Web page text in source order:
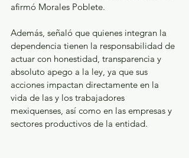
afirmó Morales Poblete.
Además, señaló que quienes integran la
dependencia tienen la responsabilidad de
actuar con honestidad, transparencia y
absoluto apego a la ley, ya que sus
acciones impactan directamente en la
vida de las y los trabajadores
mexiquenses, así como en las empresas y
sectores productivos de la entidad.